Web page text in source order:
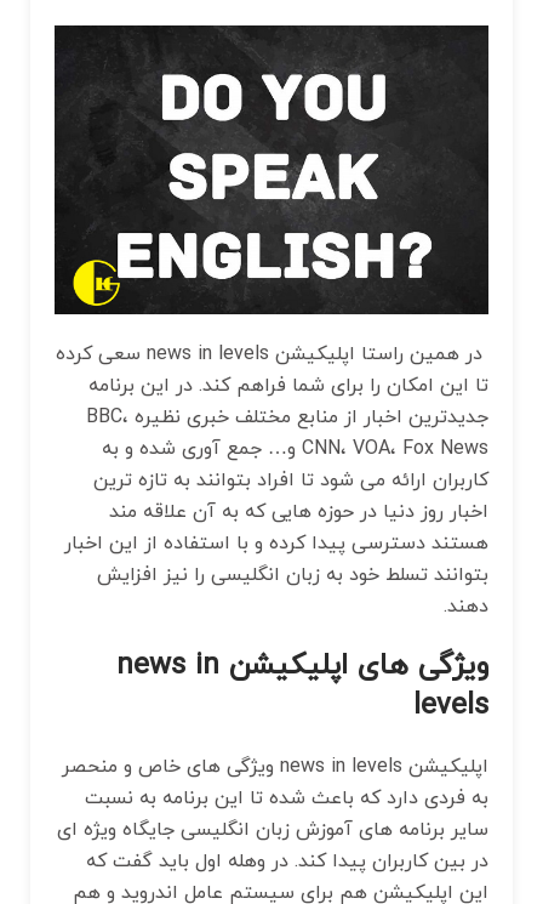
در همین راستا اپلیکیشن news in levels سعی کرده
تا این امکان را برای شما فراهم کند. در این برنامه
جدیدترین اخبار از منابع مختلف خبری نظیره BBC،
CNN، VOA، Fox News و… جمع‌ آوری شده و به
کاربران ارائه می شود تا افراد بتوانند به تازه ترین
اخبار روز دنیا در حوزه ‌هایی که به آن علاقه ‌مند
هستند دسترسی پیدا کرده و با استفاده از این اخبار
بتوانند تسلط خود به زبان انگلیسی را نیز افزایش
دهند.
ویژگی های اپلیکیشن news in
levels
اپلیکیشن news in levels ویژگی ‌های خاص و منحصر
به فردی دارد که باعث شده تا این برنامه به نسبت
سایر برنامه‌ های آموزش زبان انگلیسی جایگاه ویژه ‌ای
در بین کاربران پیدا کند. در وهله اول باید گفت که
این اپلیکیشن هم برای سیستم عامل اندروید و هم